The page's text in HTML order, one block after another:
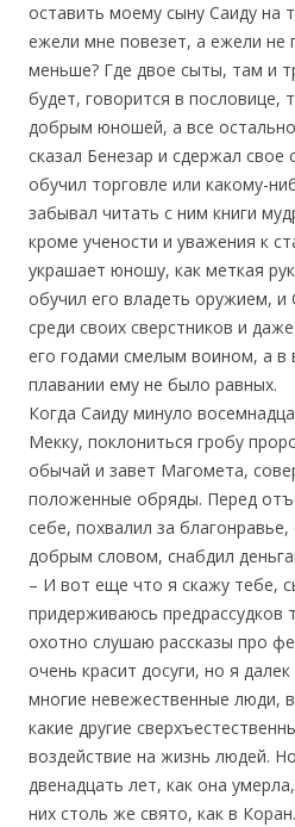
оставить моему сыну Саиду на
ежели мне повезет, а ежели не
меньше? Где двое сыты, там и
будет, говорится в пословице,
добрым юношей, а все
сказал Бенезар и сдержал свое
обучил торговле или какому-
забывал читать с ним книги
кроме учености и уважения к
украшает юношу, как меткая
обучил его владеть оружием, и
среди своих сверстников и
его годами смелым воином, а в
плавании ему не было равных.
Когда Саиду минуло
Мекку, поклониться гробу
обычай и завет Магомета,
положенные обряды. Перед
себе, похвалил за
добрым словом, снабдил
– И вот еще что я скажу тебе,
придерживаюсь предрассудков
охотно слушаю рассказы про
очень красит досуги, но я
многие невежественные люди,
какие другие
воздействие на жизнь людей.
двенадцать лет, как она
них столь же свято, как в